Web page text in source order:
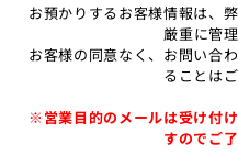
お預かりするお客様情報は、
厳重に管
お客様の同意なく、お問い合
ることは
※営業目的のメールは受け付
すのでご